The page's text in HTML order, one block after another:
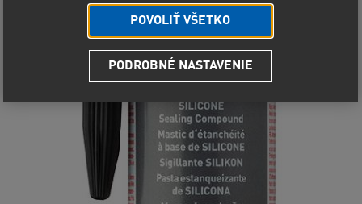
POVOLIŤ VŠETKO
PODROBNÉ NASTAVENIE